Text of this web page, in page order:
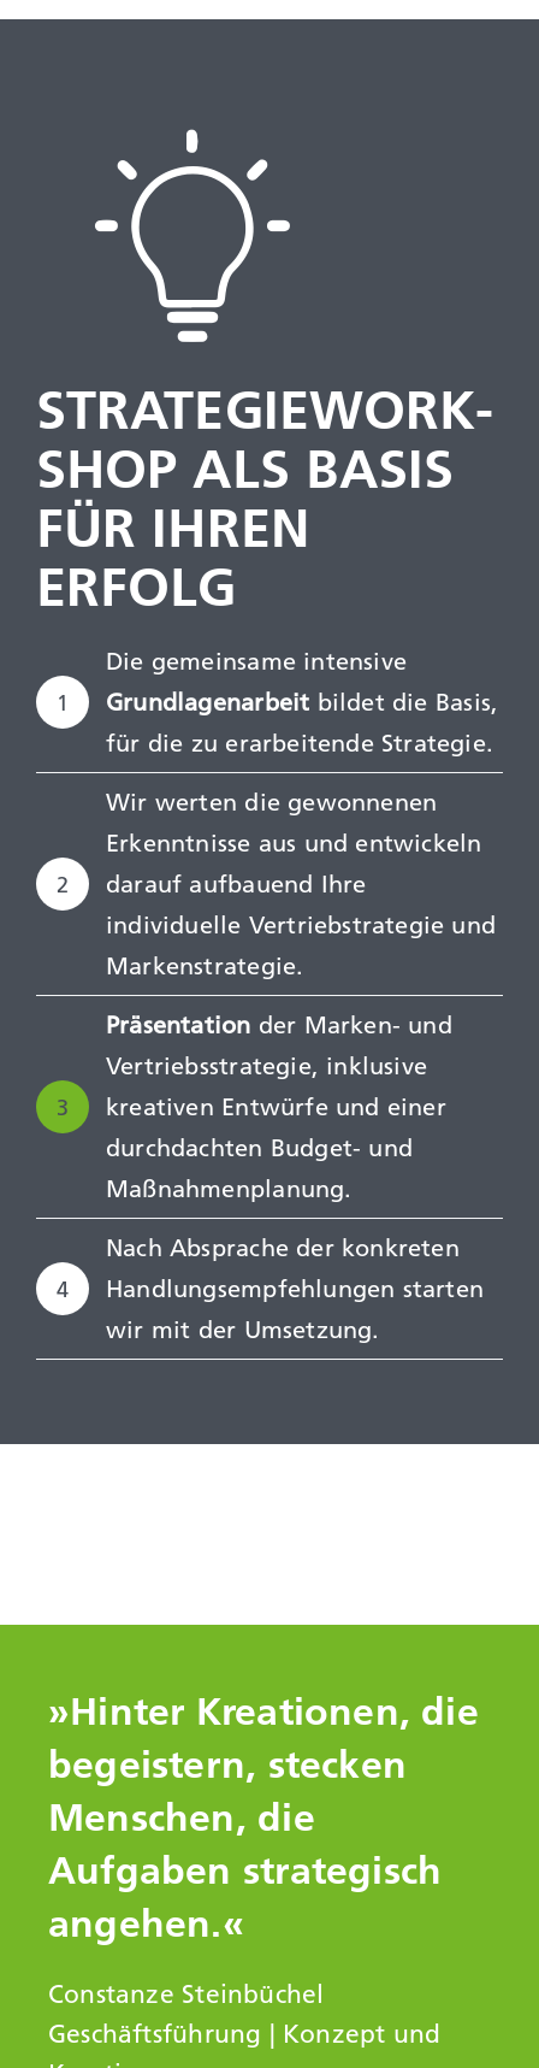
STRATEGIE­WORK­
SHOP ALS BASIS
FÜR IHREN
ERFOLG
1
Die gemeinsame intensive
Grundlagenarbeit bildet die Basis,
für die zu erarbeitende Strategie.
2
Wir werten die gewonnenen
Erkenntnisse aus und entwickeln
darauf aufbauend Ihre
individuelle Vertriebstrategie und
Markenstrategie.
3
Präsentation der Marken- und
Vertriebsstrategie, inklusive
kreativen Entwürfe und einer
durchdachten Budget- und
Maßnahmenplanung.
4
Nach Absprache der konkreten
Handlungsempfehlungen starten
wir mit der Umsetzung.
»Hinter Kreationen, die
begeistern, stecken
Menschen, die
Aufgaben strategisch
angehen.«
Constanze Steinbüchel
Geschäftsführung | Konzept und